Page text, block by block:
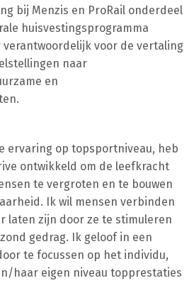
bij Menzis en ProRail onderdeel
huisvestingsprogramma
voor de vertaling
naar
en
ervaring op topsportniveau, heb
ontwikkeld om de leefkracht
te vergroten en te bouwen
Ik wil mensen verbinden
laten zijn door ze te stimuleren
gedrag. Ik geloof in een
te focussen op het individu,
haar eigen niveau topprestaties